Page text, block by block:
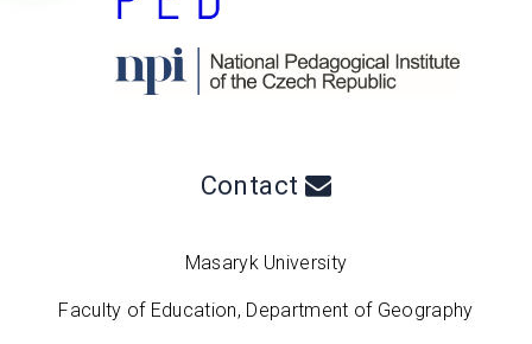
Contact
Masaryk University
Faculty of Education, Department of Geography